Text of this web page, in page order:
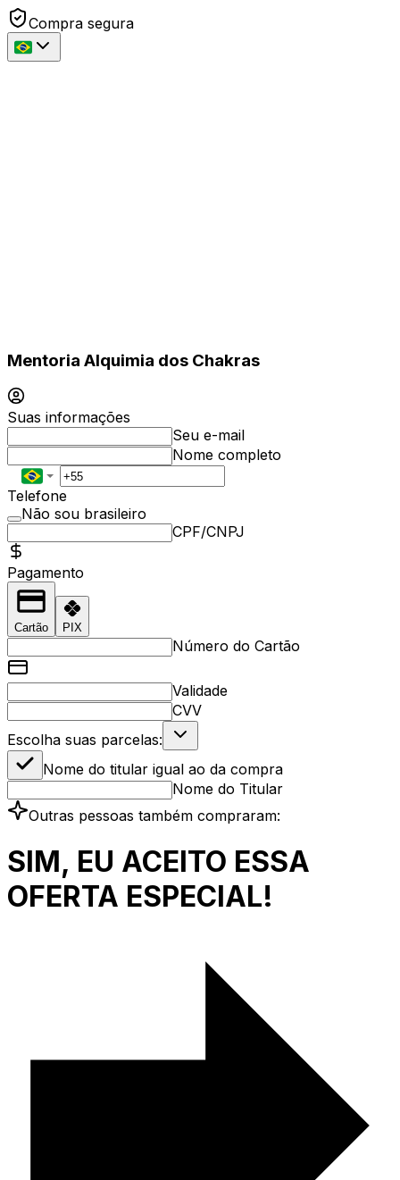
Compra segura
Mentoria Alquimia dos Chakras
Suas informações
Seu e-mail
Nome completo
Telefone
Não sou brasileiro
CPF/CNPJ
Pagamento
Cartão PIX
Número do Cartão
Validade
CVV
Escolha suas parcelas:
Nome do titular igual ao da compra
Nome do Titular
Outras pessoas também compraram:
SIM, EU ACEITO ESSA
OFERTA ESPECIAL!